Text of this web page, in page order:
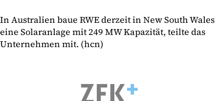
In Australien baue RWE derzeit in New South Wales
eine Solaranlage mit 249 MW Kapazität, teilte das
Unternehmen mit. (hcn)